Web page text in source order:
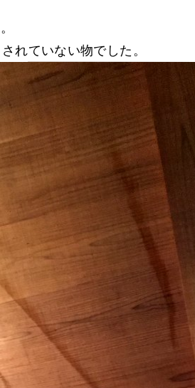
れていない物でした。